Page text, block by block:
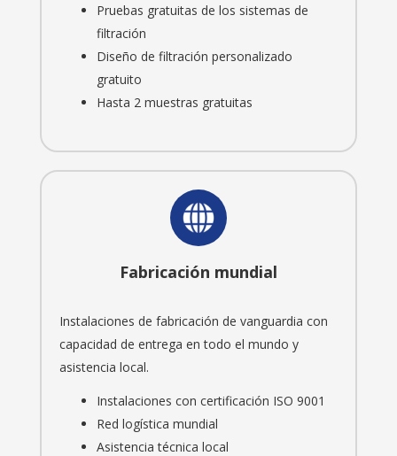
Pruebas gratuitas de los sistemas de
filtración
Diseño de filtración personalizado
gratuito
Hasta 2 muestras gratuitas
Fabricación mundial
Instalaciones de fabricación de vanguardia con
capacidad de entrega en todo el mundo y
asistencia local.
Instalaciones con certificación ISO 9001
Red logística mundial
Asistencia técnica local